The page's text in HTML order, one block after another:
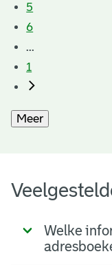
5
6
...
1
Meer
Welke